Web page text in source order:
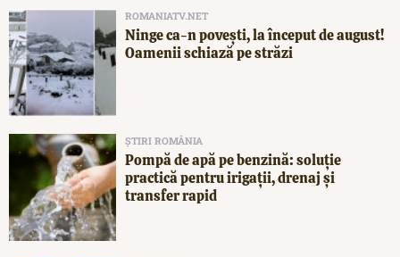
ROMANIATV.NET
Ninge ca-n povești, la început de august!
Oamenii schiază pe străzi
ȘTIRI ROMÂNIA
Pompă de apă pe benzină: soluție
practică pentru irigații, drenaj și
transfer rapid